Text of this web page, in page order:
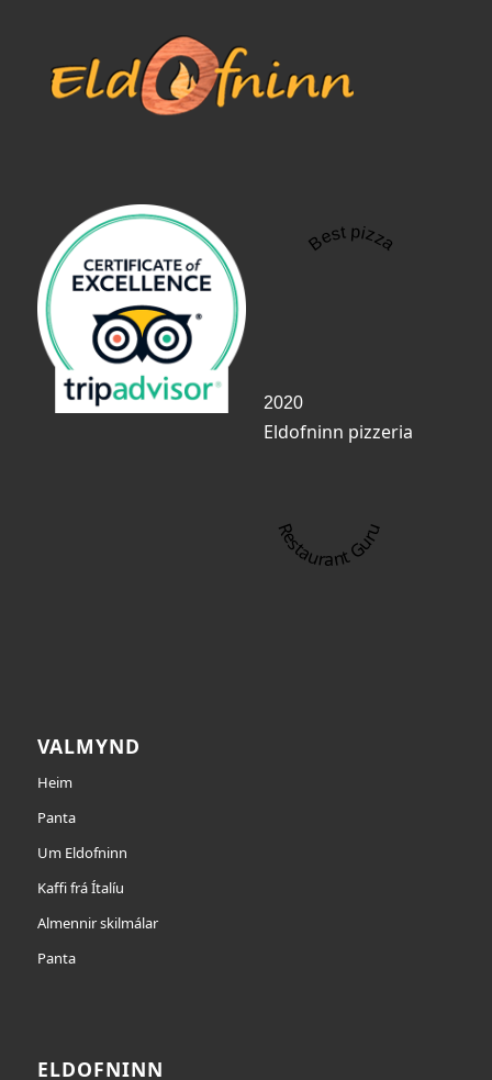
Best pizza
2020
Eldofninn pizzeria
Restaurant Guru
VALMYND
Heim
Panta
Um Eldofninn
Kaffi frá Ítalíu
Almennir skilmálar
Panta
ELDOFNINN